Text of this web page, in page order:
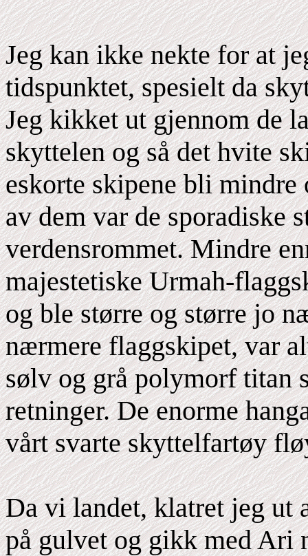
Jeg kan ikke nekte for at
tidspunktet, spesielt da
Jeg kikket ut gjennom de
skyttelen og så det hvite
eskorte skipene bli
av dem var de sporadiske
verdensrommet. Mindre
majestetiske Urmah-
og ble større og større jo
nærmere flaggskipet, var
sølv og grå polymorf titan
retninger. De enorme
vårt svarte skyttelfartøy
Da vi landet, klatret jeg ut
på gulvet og gikk med Ari